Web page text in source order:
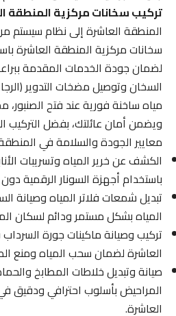
تركيب سخانات مركزية المنطقة
المنطقة العاشرة إلى نظام سيستم
سخانات مركزية المنطقة العاشرة
لضمان جودة الخدمات المقدمة ببراعة
السخان وتوصيل مضخات التدوير (الرجاع)،
مياه ساخنة فورية عند فتح الصنبور،
ويضمن أمان عائلتك، بفضل التركيب
معايير الجودة والسلامة في المنطقة
الكشف عن خرير المياه وتسريبات
باستخدام أجهزة السونار الرقمية دون
تبديل شمعات فلاتر المياه وصيانة
المياه بشكل مستمر ودائم لسكان
تركيب وصيانة ماكينات جورة السرداب
العاشرة لضمان سحب المياه ومنع
صيانة وتبديل خلاطات المطابخ
المراحيض بأسلوب احترافي ودقيق
العاشرة.